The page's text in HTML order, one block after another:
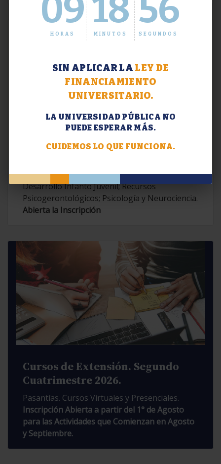
09
HORAS
18
MINUTOS
57
SEGUNDOS
SIN APLICAR LA LEY DE
FINANCIAMIENTO
UNIVERSITARIO.
LA UNIVERSIDAD PÚBLICA NO
PUEDE ESPERAR MÁS.
CUIDEMOS LO QUE FUNCIONA.
Extensión. Diplomaturas 2026.
Contemporáneas; Problemáticas en el
Desarrollo Infanto Juvenil; Recursos
Psicogerontológicos; Psicología y Neurociencia.
Abierta la Inscripción
Cursos de Extensión. Segundo
Cuatrimestre 2026.
Pasantías. Cursos Virtuales y Presenciales.
Inscripción Abierta a partir del 1° de Agosto
para las Actividades que Comienzan en Agosto
y Septiembre.